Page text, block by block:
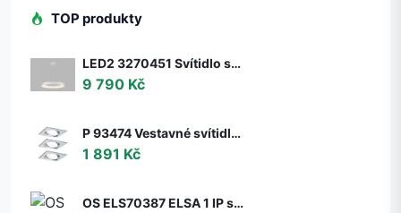
TOP produkty
LED2 3270451 Svítidlo stropní závěsné LED2 BELLA 60 P-Z, W 50W 2CCT 3000K/4000K - ON/OFF - nestmívatelné - LED2 Lighting
9 790 Kč
P 93474 Vestavné svítidlo LED Nova hranaté 3x6,5W GU10 hliník broušený nastavitelné 3-krokové-stmívatelné - PAULMANN
1 891 Kč
OS ELS70387 ELSA 1 IP stropní/nástěnné skleněné svítidlo bílá IP65 3000 K 9W LED DALI (původní kód OS 70387) - OSMONT